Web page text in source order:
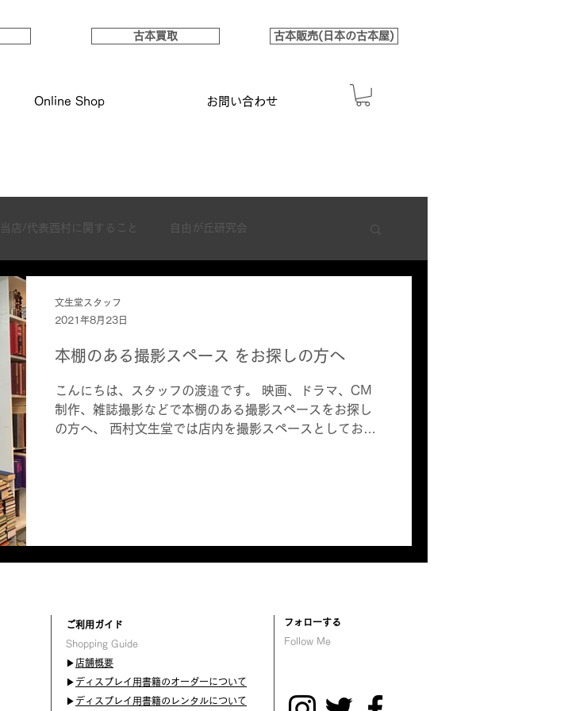
古本買取 古本販売(日本の古本屋)
Online Shop お問い合わせ
当店/代表西村に関すること 自由が丘研究会
本棚のある撮影スペース をお探しの方へ
こんにちは、スタッフの渡邉です。 映画、ドラマ、CM
制作、雑誌撮影などで本棚のある撮影スペースをお探し
の方へ、 西村文生堂では店内を撮影スペースとしてお貸
文生堂スタッフ
2021年8月23日
​ご利用ガイド
Shopping Guide
▶︎ 店舗概要
▶︎ ディスプレイ用書籍のオーダーについて
▶︎ ディスプレイ用書籍のレンタルについて
​フォローする
Follow Me